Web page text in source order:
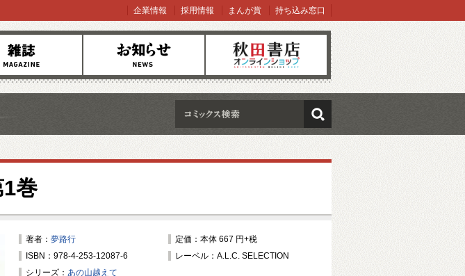
お知らせ オンラインショップ
企業情報 採用情報 まんが賞 持ち込み窓口
検索
巻
著者： 夢路行
定価：本体 667 円+税
ISBN：978-4-253-12087-6
レーベル：A.L.C. SELECTION
シリーズ： あの山越えて